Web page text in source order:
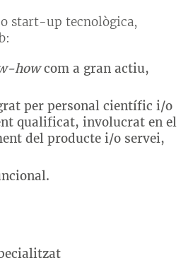
start-up tecnològica,
howcom a gran actiu,
per personal científic i/o
qualificat, involucrat en el
del producte i/o servei,